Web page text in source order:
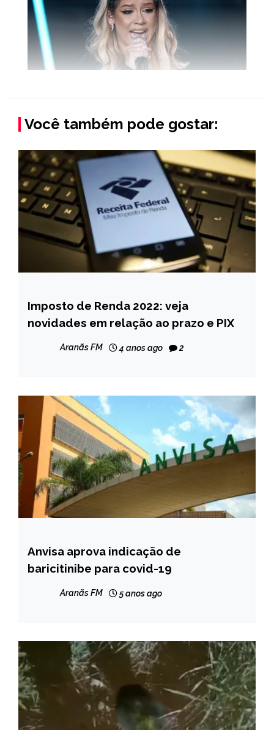
Você também pode gostar:
BRASIL
NOTÍCIAS
Imposto de Renda 2022: veja
novidades em relação ao prazo e PIX
Aranãs FM 4 anos ago 2
BRASIL
NOTÍCIAS
Anvisa aprova indicação de
baricitinibe para covid-19
Aranãs FM 5 anos ago